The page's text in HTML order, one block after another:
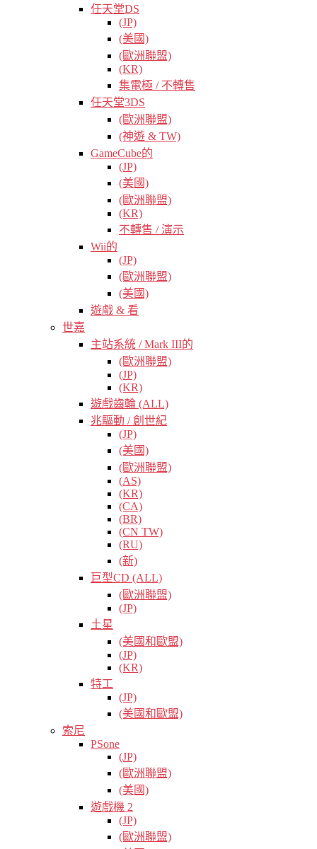
任天堂DS
(JP)
(美國)
(歐洲聯盟)
(KR)
集電極 / 不轉售
任天堂3DS
(歐洲聯盟)
(神遊 & TW)
GameCube的
(JP)
(美國)
(歐洲聯盟)
(KR)
不轉售 / 演示
Wii的
(JP)
(歐洲聯盟)
(美國)
遊戲 & 看
世嘉
主站系統 / Mark III的
(歐洲聯盟)
(JP)
(KR)
遊戲齒輪 (ALL)
兆驅動 / 創世紀
(JP)
(美國)
(歐洲聯盟)
(AS)
(KR)
(CA)
(BR)
(CN TW)
(RU)
(新)
巨型CD (ALL)
(歐洲聯盟)
(JP)
土星
(美國和歐盟)
(JP)
(KR)
特工
(JP)
(美國和歐盟)
索尼
PSone
(JP)
(歐洲聯盟)
(美國)
遊戲機 2
(JP)
(歐洲聯盟)